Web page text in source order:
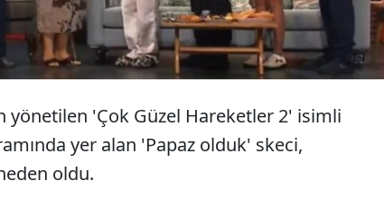
yönetilen 'Çok Güzel Hareketler 2' isimli
yer alan 'Papaz olduk' skeci,
oldu.